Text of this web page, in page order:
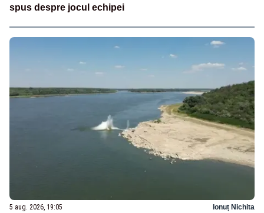
spus despre jocul echipei
5 aug. 2026, 19:05 Ionuț Nichita